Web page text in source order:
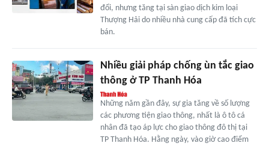
đổi, nhưng tăng tại sàn giao dịch kim loại
Thượng Hải do nhiều nhà cung cấp đã tích cực
bán.
Nhiều giải pháp chống ùn tắc giao
thông ở TP Thanh Hóa
Những năm gần đây, sự gia tăng về số lượng
các phương tiện giao thông, nhất là ô tô cá
nhân đã tạo áp lực cho giao thông đô thị tại
TP Thanh Hóa. Hằng ngày, vào giờ cao điểm